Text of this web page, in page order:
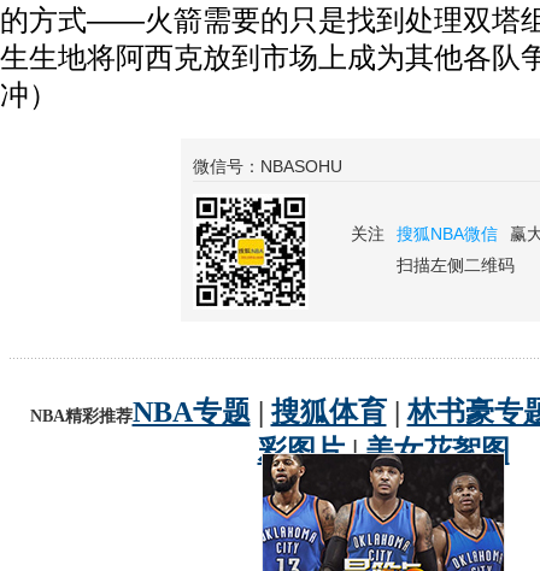
的方式——火箭需要的只是找到处理双塔
生生地将阿西克放到市场上成为其他各队
冲）
微信号：NBASOHU
关注 搜狐NBA微信
赢
扫描左侧二维码